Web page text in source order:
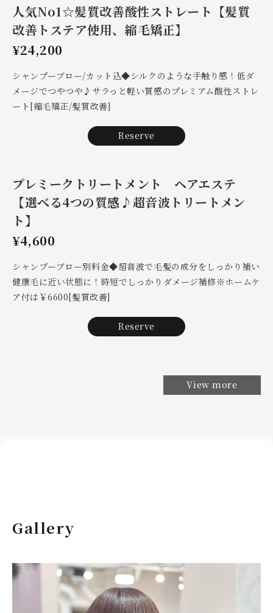
人気No1☆髪質改善酸性ストレート【髪質
改善トステア使用、縮毛矯正】
¥24,200
シャンプーブロー/カット込◆シルクのような手触り感！低ダ
メージでつやつや♪サラっと軽い質感のプレミアム酸性ストレ
ート[縮毛矯正/髪質改善]
Reserve
プレミークトリートメント ヘアエステ
【選べる4つの質感♪超音波トリートメン
ト】
¥4,600
シャンプーブロー別料金◆超音波で毛髪の成分をしっかり補い
健康毛に近い状態に！時短でしっかりダメージ補修※ホームケ
ア付は￥6600[髪質改善]
Reserve
View more
Gallery